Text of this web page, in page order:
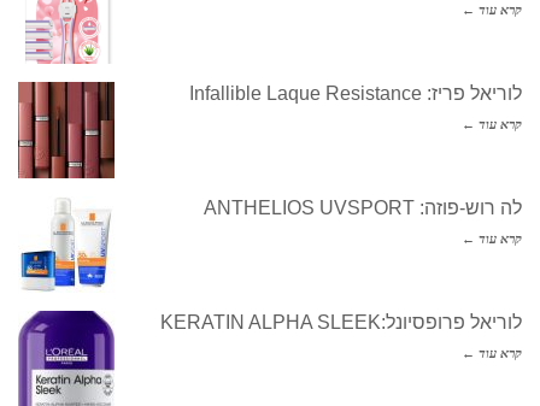
קרא עוד ←
לוריאל פריז: Infallible Laque Resistance
קרא עוד ←
לה רוש-פוזה: ANTHELIOS UVSPORT
קרא עוד ←
לוריאל פרופסיונל:KERATIN ALPHA SLEEK
קרא עוד ←